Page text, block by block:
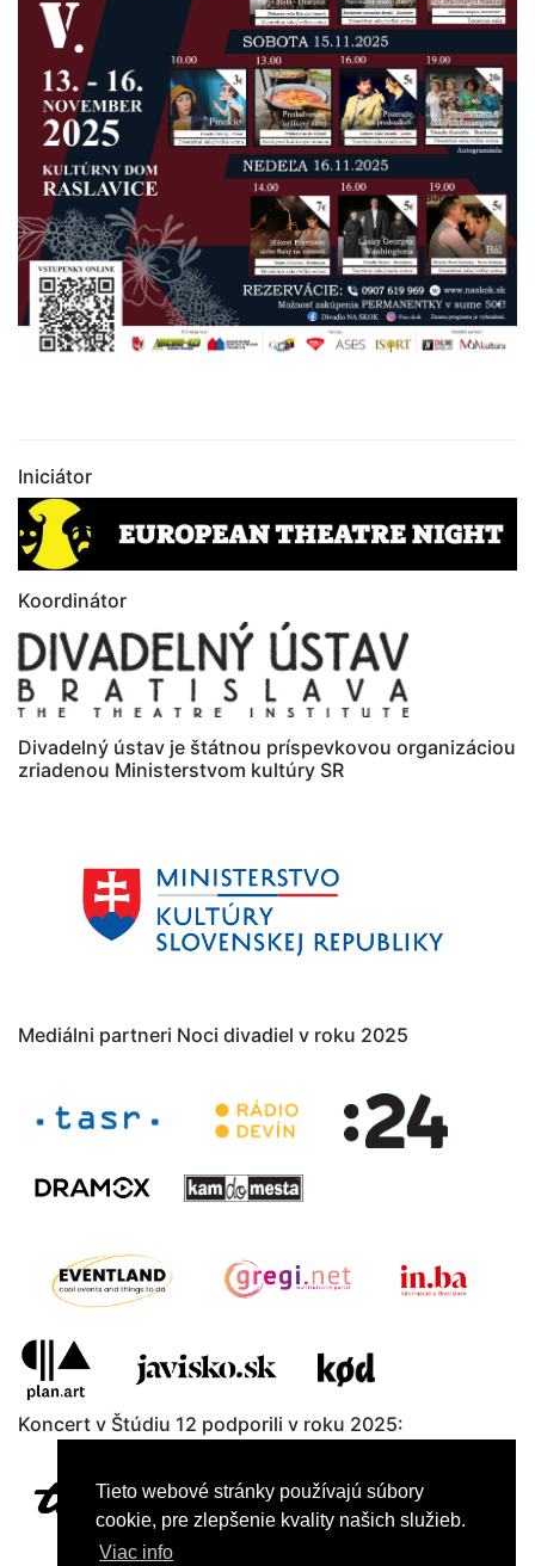
Tieto webové stránky používajú súbory
cookie, pre zlepšenie kvality našich služieb.
Viac info
Iniciátor
Koordinátor
Divadelný ústav je štátnou príspevkovou organizáciou
zriadenou Ministerstvom kultúry SR
Mediálni partneri Noci divadiel v roku 2025
Koncert v Štúdiu 12 podporili v roku 2025: